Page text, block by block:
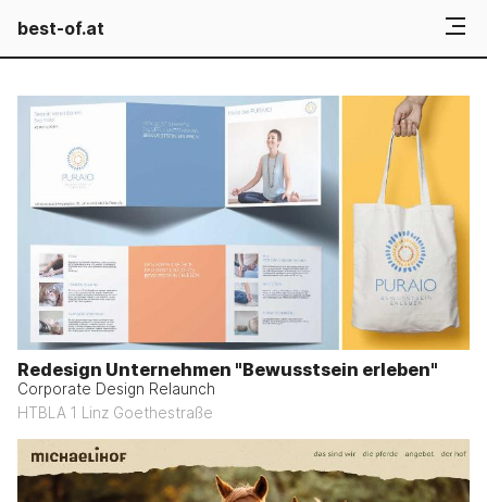
best-of.at
Redesign Unternehmen "Bewusstsein erleben"
Corporate Design Relaunch
HTBLA 1 Linz Goethestraße